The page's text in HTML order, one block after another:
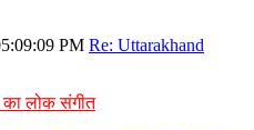
PM Re: Uttarakhand
का लोक संगीत